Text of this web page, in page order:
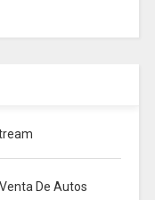
De Autos